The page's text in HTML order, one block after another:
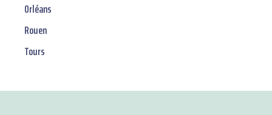
Orléans
Rouen
Tours